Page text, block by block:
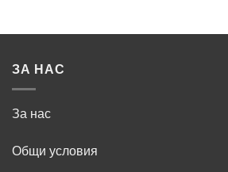
ЗА НАС
За нас
Общи условия